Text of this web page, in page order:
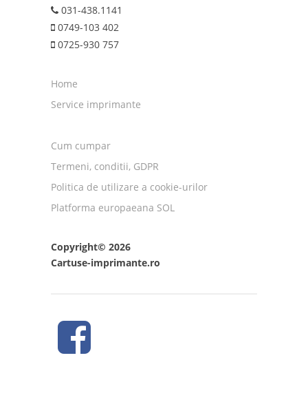
031-438.1141
0749-103 402
0725-930 757
Home
Service imprimante
Cum cumpar
Termeni, conditii, GDPR
Politica de utilizare a cookie-urilor
Platforma europaeana SOL
Copyright© 2026
Cartuse-imprimante.ro